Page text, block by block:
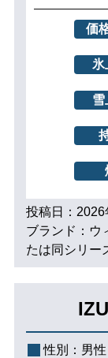
価
氷
雪
投稿日：2026
ブランド：ウ
たは同シリー
性別： 男性